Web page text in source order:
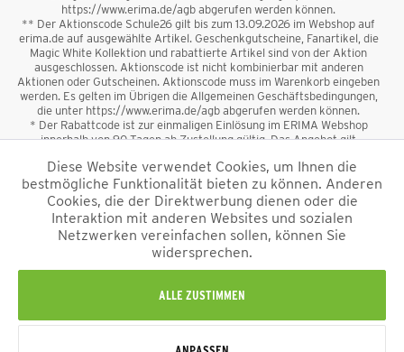
https://www.erima.de/agb abgerufen werden können.
** Der Aktionscode Schule26 gilt bis zum 13.09.2026 im Webshop auf
erima.de auf ausgewählte Artikel. Geschenkgutscheine, Fanartikel, die
Magic White Kollektion und rabattierte Artikel sind von der Aktion
ausgeschlossen. Aktionscode ist nicht kombinierbar mit anderen
Aktionen oder Gutscheinen. Aktionscode muss im Warenkorb eingeben
werden. Es gelten im Übrigen die Allgemeinen Geschäftsbedingungen,
die unter https://www.erima.de/agb abgerufen werden können.
* Der Rabattcode ist zur einmaligen Einlösung im ERIMA Webshop
innerhalb von 90 Tagen ab Zustellung gültig. Das Angebot gilt
sowie Geschenkgutscheine sind vom Rabatt ausgeschlossen. Der
Rabattcode ist nicht mit anderen Aktionen oder Gutscheinen
kombinierbar. Der Mindestbestellwert beträgt 50 €
*Alle Preise verstehen sich inkl. Mehrwertsteuer und zzgl.
und ggf. Nachnahmegebühren, wenn nicht anders
beschrieben.
Diese Website verwendet Cookies, um Ihnen die
bestmögliche Funktionalität bieten zu können. Anderen
Cookies, die der Direktwerbung dienen oder die
Interaktion mit anderen Websites und sozialen
Netzwerken vereinfachen sollen, können Sie
widersprechen.